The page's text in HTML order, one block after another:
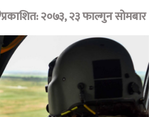
प्रकाशित: २०७३, २३ फाल्गुन सोमबार